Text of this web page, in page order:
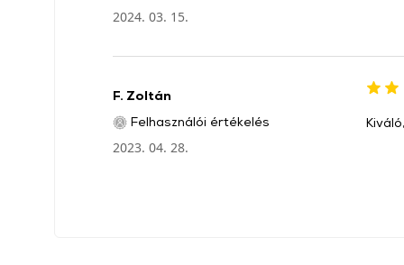
2024. 03. 15.
F. Zoltán
Felhasználói értékelés
2023. 04. 28.